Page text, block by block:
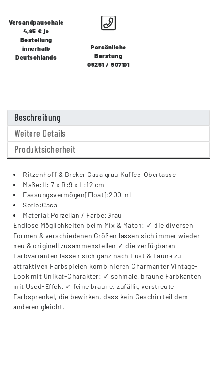
Versandpauschale
4,95 € je
Bestellung
innerhalb
Deutschlands
Persönliche
Beratung
05251 / 507101
Beschreibung
Weitere Details
Produktsicherheit
Ritzenhoff & Breker Casa grau Kaffee-Obertasse
Maße:H: 7 x B:9 x L:12 cm
Fassungsvermögen[Float]:200 ml
Serie:Casa
Material:Porzellan / Farbe:Grau
Endlose Möglichkeiten beim Mix & Match: ✓ die diversen
Formen & verschiedenen Größen lassen sich immer wieder
neu & originell zusammenstellen ✓ die verfügbaren
Farbvarianten lassen sich ganz nach Lust & Laune zu
attraktiven Farbspielen kombinieren Charmanter Vintage-
Look mit Unikat-Charakter: ✓ schmale, braune Farbkanten
mit Used-Effekt ✓ feine braune, zufällig verstreute
Farbsprenkel, die bewirken, dass kein Geschirrteil dem
anderen gleicht.